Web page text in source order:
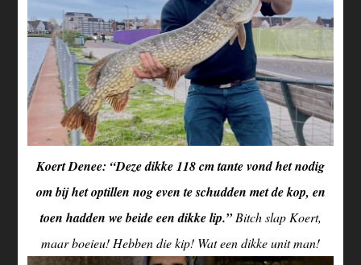
Koert Denee: “Deze dikke 118 cm tante vond het nodig
om bij het optillen nog even te schudden met de kop, en
toen hadden we beide een dikke lip.”Bitch slap Koert,
maar boeieu! Hebben die kip! Wat een dikke unit man!